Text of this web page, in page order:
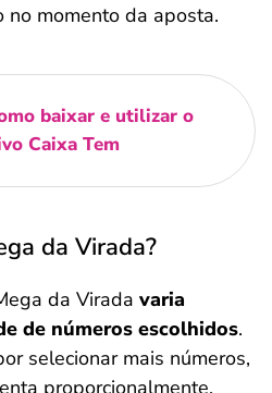
momento da aposta.
baixar e utilizar o
Caixa Tem
da Virada?
da Virada varia
de números escolhidos.
selecionar mais números,
proporcionalmente.